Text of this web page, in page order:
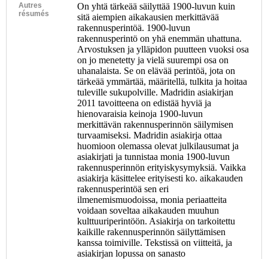
Autres
résumés
On yhtä tärkeää säilyttää 1900-luvun kuin
sitä aiempien aikakausien merkittävää
rakennusperintöä. 1900-luvun
rakennusperintö on yhä enemmän uhattuna.
Arvostuksen ja ylläpidon puutteen vuoksi osa
on jo menetetty ja vielä suurempi osa on
uhanalaista. Se on elävää perintöä, jota on
tärkeää ymmärtää, määritellä, tulkita ja hoitaa
tuleville sukupolville. Madridin asiakirjan
2011 tavoitteena on edistää hyviä ja
hienovaraisia keinoja 1900-luvun
merkittävän rakennusperinnön säilymisen
turvaamiseksi. Madridin asiakirja ottaa
huomioon olemassa olevat julkilausumat ja
asiakirjati ja tunnistaa monia 1900-luvun
rakennusperinnön erityiskysymyksiä. Vaikka
asiakirja käsittelee erityisesti ko. aikakauden
rakennusperintöä sen eri
ilmenemismuodoissa, monia periaatteita
voidaan soveltaa aikakauden muuhun
kulttuuriperintöön. Asiakirja on tarkoitettu
kaikille rakennusperinnön säilyttämisen
kanssa toimiville. Tekstissä on viitteitä, ja
asiakirjan lopussa on sanasto